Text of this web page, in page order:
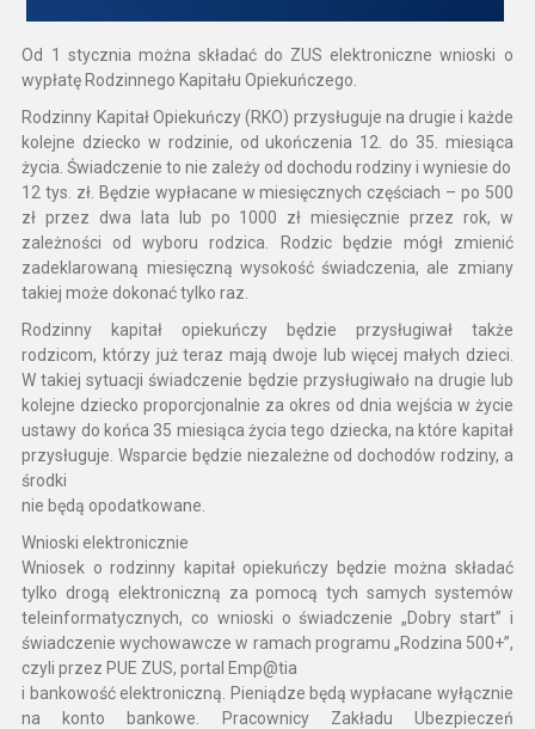
Od 1 stycznia można składać do ZUS elektroniczne wnioski o
wypłatę Rodzinnego Kapitału Opiekuńczego.
Rodzinny Kapitał Opiekuńczy (RKO) przysługuje na drugie i każde
kolejne dziecko w rodzinie, od ukończenia 12. do 35. miesiąca
życia. Świadczenie to nie zależy od dochodu rodziny i wyniesie do
12 tys. zł. Będzie wypłacane w miesięcznych częściach – po 500
zł przez dwa lata lub po 1000 zł miesięcznie przez rok, w
zależności od wyboru rodzica. Rodzic będzie mógł zmienić
zadeklarowaną miesięczną wysokość świadczenia, ale zmiany
takiej może dokonać tylko raz.
Rodzinny kapitał opiekuńczy będzie przysługiwał także
rodzicom, którzy już teraz mają dwoje lub więcej małych dzieci.
W takiej sytuacji świadczenie będzie przysługiwało na drugie lub
kolejne dziecko proporcjonalnie za okres od dnia wejścia w życie
ustawy do końca 35 miesiąca życia tego dziecka, na które kapitał
przysługuje. Wsparcie będzie niezależne od dochodów rodziny, a
środki
nie będą opodatkowane.
Wnioski elektronicznie
Wniosek o rodzinny kapitał opiekuńczy będzie można składać
tylko drogą elektroniczną za pomocą tych samych systemów
teleinformatycznych, co wnioski o świadczenie „Dobry start” i
świadczenie wychowawcze w ramach programu „Rodzina 500+”,
czyli przez PUE ZUS, portal Emp@tia
i bankowość elektroniczną. Pieniądze będą wypłacane wyłącznie
na konto bankowe. Pracownicy Zakładu Ubezpieczeń